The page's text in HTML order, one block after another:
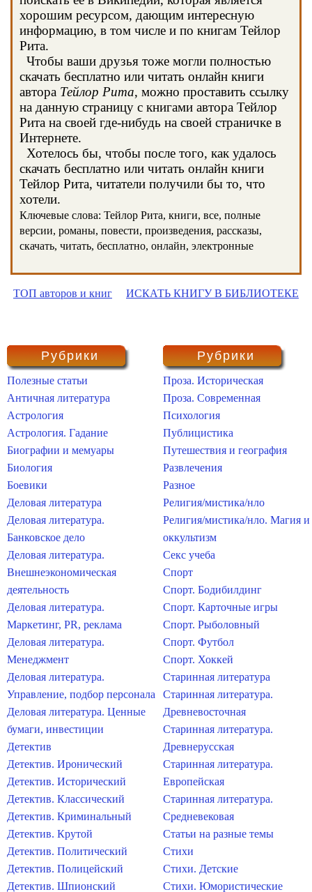
хорошим ресурсом, дающим интересную
информацию, в том числе и по книгам Тейлор
Рита.
Чтобы ваши друзья тоже могли полностью
скачать бесплатно или читать онлайн книги
автора Тейлор Рита, можно проставить ссылку
на данную страницу с книгами автора Тейлор
Рита на своей где-нибудь на своей страничке в
Интернете.
Хотелось бы, чтобы после того, как удалось
скачать бесплатно или читать онлайн книги
Тейлор Рита, читатели получили бы то, что
хотели.
Ключевые слова: Тейлор Рита, книги, все, полные
версии, романы, повести, произведения, рассказы,
скачать, читать, бесплатно, онлайн, электронные
ТОП авторов и книг ИСКАТЬ КНИГУ В БИБЛИОТЕКЕ
Рубрики
Полезные статьи
Античная литература
Астрология
Астрология. Гадание
Биографии и мемуары
Биология
Боевики
Деловая литература
Деловая литература.
Банковское дело
Деловая литература.
Внешнеэкономическая
деятельность
Деловая литература.
Маркетинг, PR, реклама
Деловая литература.
Менеджмент
Деловая литература.
Управление, подбор персонала
Деловая литература. Ценные
бумаги, инвестиции
Детектив
Детектив. Иронический
Детектив. Исторический
Детектив. Классический
Детектив. Криминальный
Детектив. Крутой
Детектив. Политический
Детектив. Полицейский
Детектив. Шпионский
Рубрики
Проза. Историческая
Проза. Современная
Психология
Публицистика
Путешествия и география
Развлечения
Разное
Религия/мистика/нло
Религия/мистика/нло. Магия и
оккультизм
Секс учеба
Спорт
Спорт. Бодибилдинг
Спорт. Карточные игры
Спорт. Рыболовный
Спорт. Футбол
Спорт. Хоккей
Старинная литература
Старинная литература.
Древневосточная
Старинная литература.
Древнерусская
Старинная литература.
Европейская
Старинная литература.
Средневековая
Статьи на разные темы
Стихи
Стихи. Детские
Стихи. Юмористические